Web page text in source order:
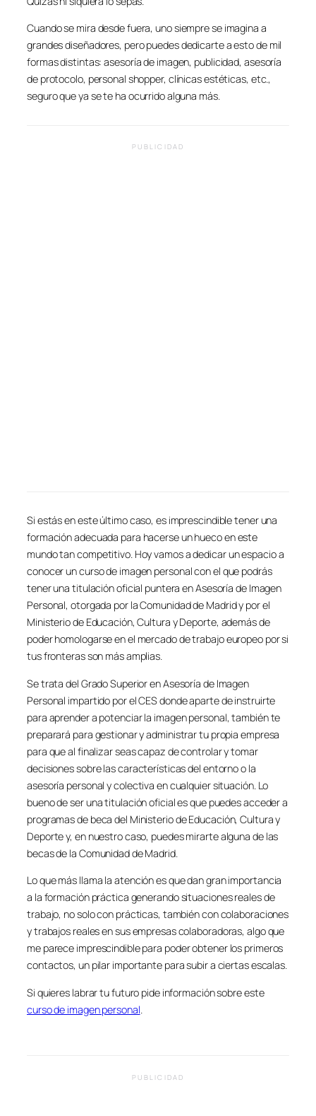
Cuando se mira desde fuera, uno siempre se imagina a
grandes diseñadores, pero puedes dedicarte a esto de mil
formas distintas: asesoría de imagen, publicidad, asesoría
de protocolo, personal shopper, clínicas estéticas, etc.,
seguro que ya se te ha ocurrido alguna más.
PUBLICIDAD
Si estás en este último caso, es imprescindible tener una
formación adecuada para hacerse un hueco en este
mundo tan competitivo. Hoy vamos a dedicar un espacio a
conocer un curso de imagen personal con el que podrás
tener una titulación oficial puntera en Asesoría de Imagen
Personal, otorgada por la Comunidad de Madrid y por el
Ministerio de Educación, Cultura y Deporte, además de
poder homologarse en el mercado de trabajo europeo por si
tus fronteras son más amplias.
Se trata del Grado Superior en Asesoría de Imagen
Personal impartido por el CES donde aparte de instruirte
para aprender a potenciar la imagen personal, también te
preparará para gestionar y administrar tu propia empresa
para que al finalizar seas capaz de controlar y tomar
decisiones sobre las características del entorno o la
asesoría personal y colectiva en cualquier situación. Lo
bueno de ser una titulación oficial es que puedes acceder a
programas de beca del Ministerio de Educación, Cultura y
Deporte y, en nuestro caso, puedes mirarte alguna de las
becas de la Comunidad de Madrid.
Lo que más llama la atención es que dan gran importancia
a la formación práctica generando situaciones reales de
trabajo, no solo con prácticas, también con colaboraciones
y trabajos reales en sus empresas colaboradoras, algo que
me parece imprescindible para poder obtener los primeros
contactos, un pilar importante para subir a ciertas escalas.
Si quieres labrar tu futuro pide información sobre este
curso de imagen personal
PUBLICIDAD